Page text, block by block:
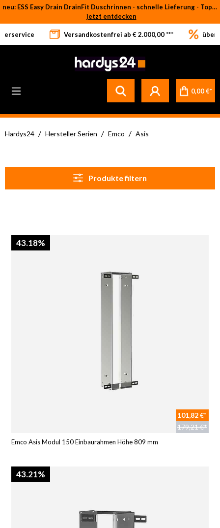
Zum Hauptinhalt springen
neu: ESS Easy Drain DrainFit Duschrinnen - schnelle Lieferung - Top-Preise
jetzt entdecken
Betrifft ausschließlich bei Bestellware-Fliesen: aufgrund der Werksferien in Italien und Spanien kommt es zu Verzögerungen bei der Verladung. Sämtliche Lagerware (sofort verfügbar) sowie alle anderen Produktgruppen versenden wir weiterhin regulär
Versandkostenfrei ab € 2.000,00 *** über
0,00 €*
Hardys24 / Hersteller Serien / Emco / Asis
Produkte filtern
43.18%
101,82 €*
179,21 €*
Emco Asis Modul 150 Einbaurahmen Höhe 809 mm
43.21%